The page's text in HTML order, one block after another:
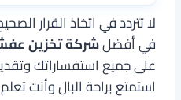
لا تتردد في اتخاذ القرار
في أفضلشركة تخزين
على جميع استفساراتك
استمتع براحة البال وأنت